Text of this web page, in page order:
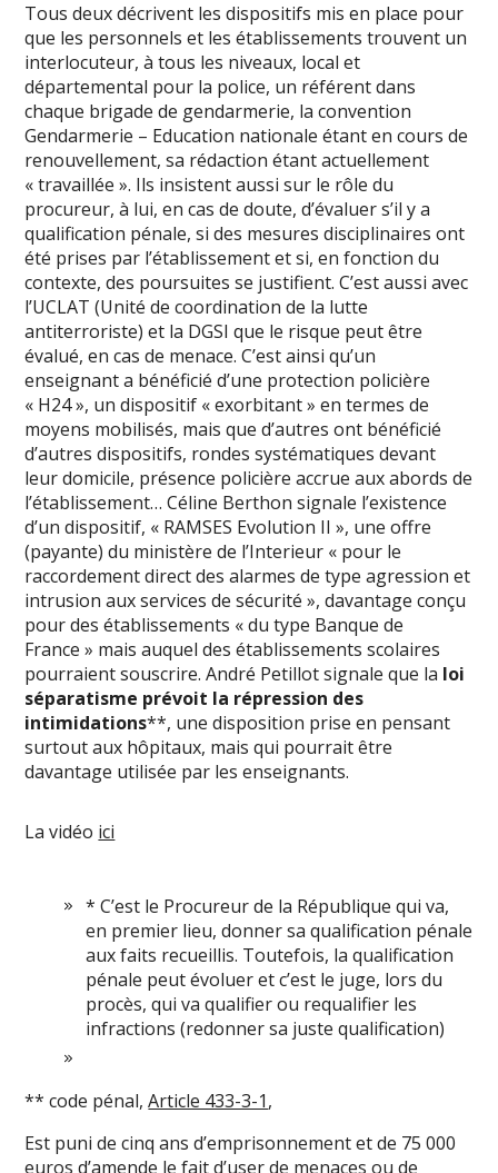
Tous deux décrivent les dispositifs mis en place pour
que les personnels et les établissements trouvent un
interlocuteur, à tous les niveaux, local et
départemental pour la police, un référent dans
chaque brigade de gendarmerie, la convention
Gendarmerie – Education nationale étant en cours de
renouvellement, sa rédaction étant actuellement
« travaillée ». Ils insistent aussi sur le rôle du
procureur, à lui, en cas de doute, d’évaluer s’il y a
qualification pénale, si des mesures disciplinaires ont
été prises par l’établissement et si, en fonction du
contexte, des poursuites se justifient. C’est aussi avec
l’UCLAT (Unité de coordination de la lutte
antiterroriste) et la DGSI que le risque peut être
évalué, en cas de menace. C’est ainsi qu’un
enseignant a bénéficié d’une protection policière
« H24 », un dispositif « exorbitant » en termes de
moyens mobilisés, mais que d’autres ont bénéficié
d’autres dispositifs, rondes systématiques devant
leur domicile, présence policière accrue aux abords de
l’établissement… Céline Berthon signale l’existence
d’un dispositif, « RAMSES Evolution II », une offre
(payante) du ministère de l’Interieur « pour le
raccordement direct des alarmes de type agression et
intrusion aux services de sécurité », davantage conçu
pour des établissements « du type Banque de
France » mais auquel des établissements scolaires
pourraient souscrire. André Petillot signale que la loi
séparatisme prévoit la répression des
intimidations**, une disposition prise en pensant
surtout aux hôpitaux, mais qui pourrait être
davantage utilisée par les enseignants.
La vidéo ici
* C’est le Procureur de la République qui va,
en premier lieu, donner sa qualification pénale
aux faits recueillis. Toutefois, la qualification
pénale peut évoluer et c’est le juge, lors du
procès, qui va qualifier ou requalifier les
infractions (redonner sa juste qualification)
** code pénal,Article 433-3-1,
Est puni de cinq ans d’emprisonnement et de 75 000
euros d’amende le fait d’user de menaces ou de